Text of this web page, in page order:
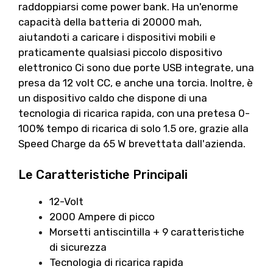
raddoppiarsi come power bank. Ha un'enorme
capacità della batteria di 20000 mah,
aiutandoti a caricare i dispositivi mobili e
praticamente qualsiasi piccolo dispositivo
elettronico Ci sono due porte USB integrate, una
presa da 12 volt CC, e anche una torcia. Inoltre, è
un dispositivo caldo che dispone di una
tecnologia di ricarica rapida, con una pretesa 0-
100% tempo di ricarica di solo 1.5 ore, grazie alla
Speed ​​Charge da 65 W brevettata dall'azienda.
Le Caratteristiche Principali
12-Volt
2000 Ampere di picco
Morsetti antiscintilla + 9 caratteristiche
di sicurezza
Tecnologia di ricarica rapida